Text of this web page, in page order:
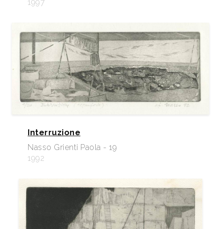
1997
Interruzione
Nasso Grienti Paola - 19
1992